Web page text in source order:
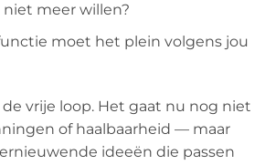
meer willen?
moet het plein volgens jou
vrije loop. Het gaat nu nog niet
of haalbaarheid — maar
ideeën die passen